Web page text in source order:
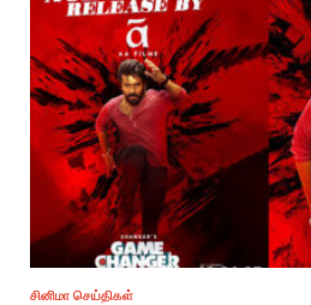
சினிமா செய்திகள்